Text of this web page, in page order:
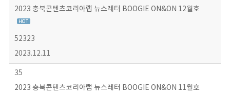
2023 충북콘텐츠코리아랩 뉴스레터 BOOGIE ON&ON 12월호
52323
2023.12.11
35
2023 충북콘텐츠코리아랩 뉴스레터 BOOGIE ON&ON 11월호